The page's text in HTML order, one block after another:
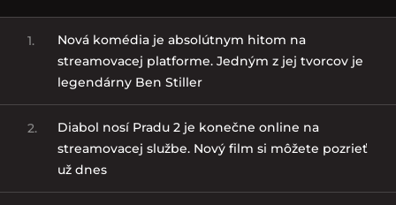
1.
Nová komédia je absolútnym hitom na
streamovacej platforme. Jedným z jej tvorcov je
legendárny Ben Stiller
2.
Diabol nosí Pradu 2 je konečne online na
streamovacej službe. Nový film si môžete pozrieť
už dnes